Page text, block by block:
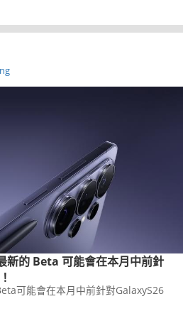
的 Beta 可能會在本月中前針
可能會在本月中前針對GalaxyS26